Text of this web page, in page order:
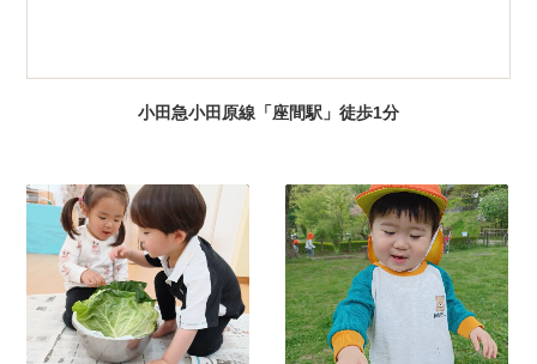
小田急小田原線「座間駅」徒歩1分